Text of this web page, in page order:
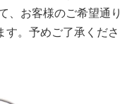
、お客様のご希望通り
す。予めご了承くださ